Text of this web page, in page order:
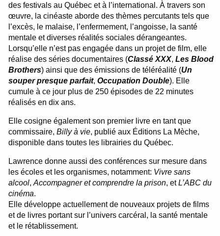
des festivals au Québec et à l’international. À travers son
œuvre, la cinéaste aborde des thèmes percutants tels que
l’excès, le malaise, l’enfermement, l’angoisse, la santé
mentale et diverses réalités sociales dérangeantes.
Lorsqu’elle n’est pas engagée dans un projet de film, elle
réalise des séries documentaires (Classé XXX,Les Blood
Brothers) ainsi que des émissions de téléréalité (Un
souper presque parfait,Occupation Double). Elle
cumule à ce jour plus de 250 épisodes de 22 minutes
réalisés en dix ans.
Elle cosigne également son premier livre en tant que
commissaire,Billy à vie, publié aux Éditions La Mèche,
disponible dans toutes les librairies du Québec.
Lawrence donne aussi des conférences sur mesure dans
les écoles et les organismes, notamment: Vivre sans
alcool,Accompagner et comprendre la prison, etL’ABC du
cinéma.
Elle développe actuellement de nouveaux projets de films
et de livres portant sur l’univers carcéral, la santé mentale
et le rétablissement.